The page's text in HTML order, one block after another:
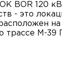
BOR 120
- это
на
трассе М-39